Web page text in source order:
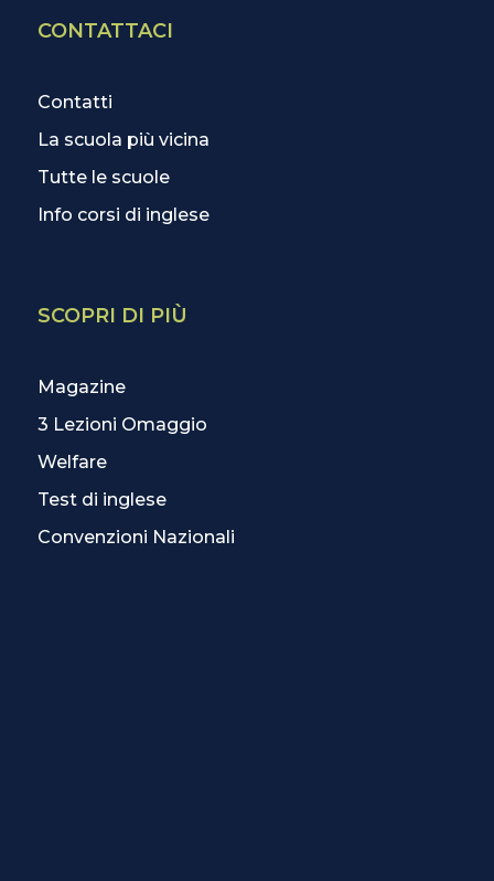
CONTATTACI
Contatti
La scuola più vicina
Tutte le scuole
Info corsi di inglese
SCOPRI DI PIÙ
Magazine
3 Lezioni Omaggio
Welfare
Test di inglese
Convenzioni Nazionali